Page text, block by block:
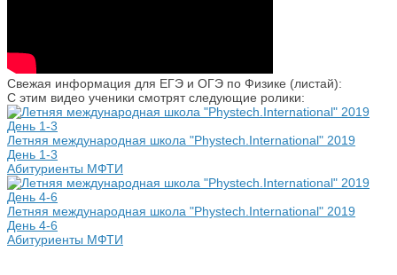
Свежая информация для ЕГЭ и ОГЭ по Физике (листай):
С этим видео ученики смотрят следующие ролики:
Летняя международная школа "Phystech.International" 2019
День 1-3
Абитуриенты МФТИ
Летняя международная школа "Phystech.International" 2019
День 4-6
Абитуриенты МФТИ